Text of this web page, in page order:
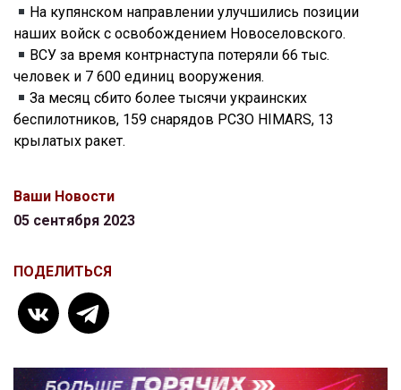
На купянском направлении улучшились позиции
наших войск с освобождением Новоселовского.
ВСУ за время контрнаступа потеряли 66 тыс.
человек и 7 600 единиц вооружения.
За месяц сбито более тысячи украинских
беспилотников, 159 снарядов РСЗО HIMARS, 13
крылатых ракет.
Ваши Новости
05 сентября 2023
ПОДЕЛИТЬСЯ